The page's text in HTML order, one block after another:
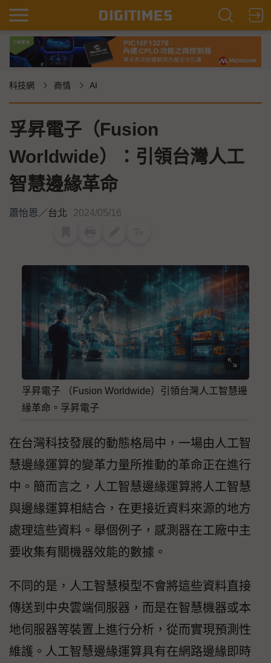
科技網 商情 AI
孚昇電子（Fusion
Worldwide）：引領台灣人工
智慧邊緣革命
蕭怡恩／台北 2024/05/16
孚昇電子 （Fusion Worldwide）引領台灣人工智慧邊
緣革命。孚昇電子
在台灣科技發展的動態格局中，一場由人工智
慧邊緣運算的變革力量所推動的革命正在進行
中。簡而言之，人工智慧邊緣運算將人工智慧
與邊緣運算相結合，在更接近資料來源的地方
處理這些資料。舉個例子，感測器在工廠中主
要收集有關機器效能的數據。
不同的是，人工智慧模型不會將這些資料直接
傳送到中央雲端伺服器，而是在智慧機器或本
地伺服器等裝置上進行分析，從而實現預測性
維護。人工智慧邊緣運算具有在網路邊緣即時